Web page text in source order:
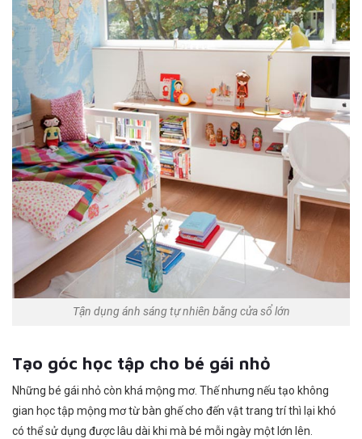
Tận dụng ánh sáng tự nhiên bằng cửa sổ lớn
Tạo góc học tập cho bé gái nhỏ
Những bé gái nhỏ còn khá mộng mơ. Thế nhưng nếu tạo không
gian học tập mộng mơ từ bàn ghế cho đến vật trang trí thì lại khó
có thể sử dụng được lâu dài khi mà bé mỗi ngày một lớn lên.